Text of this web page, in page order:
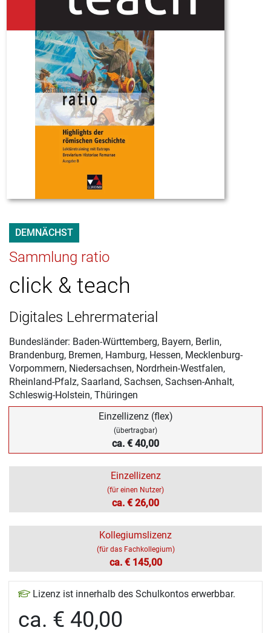
DEMNÄCHST
Sammlung ratio
click & teach
Digitales Lehrermaterial
Bundesländer: Baden-Württemberg, Bayern, Berlin,
Brandenburg, Bremen, Hamburg, Hessen, Mecklenburg-
Vorpommern, Niedersachsen, Nordrhein-Westfalen,
Rheinland-Pfalz, Saarland, Sachsen, Sachsen-Anhalt,
Schleswig-Holstein, Thüringen
Einzellizenz (flex)
(übertragbar)
ca. € 40,00
Einzellizenz
(für einen Nutzer)
ca. € 26,00
Kollegiumslizenz
(für das Fachkollegium)
ca. € 145,00
Lizenz ist innerhalb des Schulkontos erwerbbar.
ca. € 40,00